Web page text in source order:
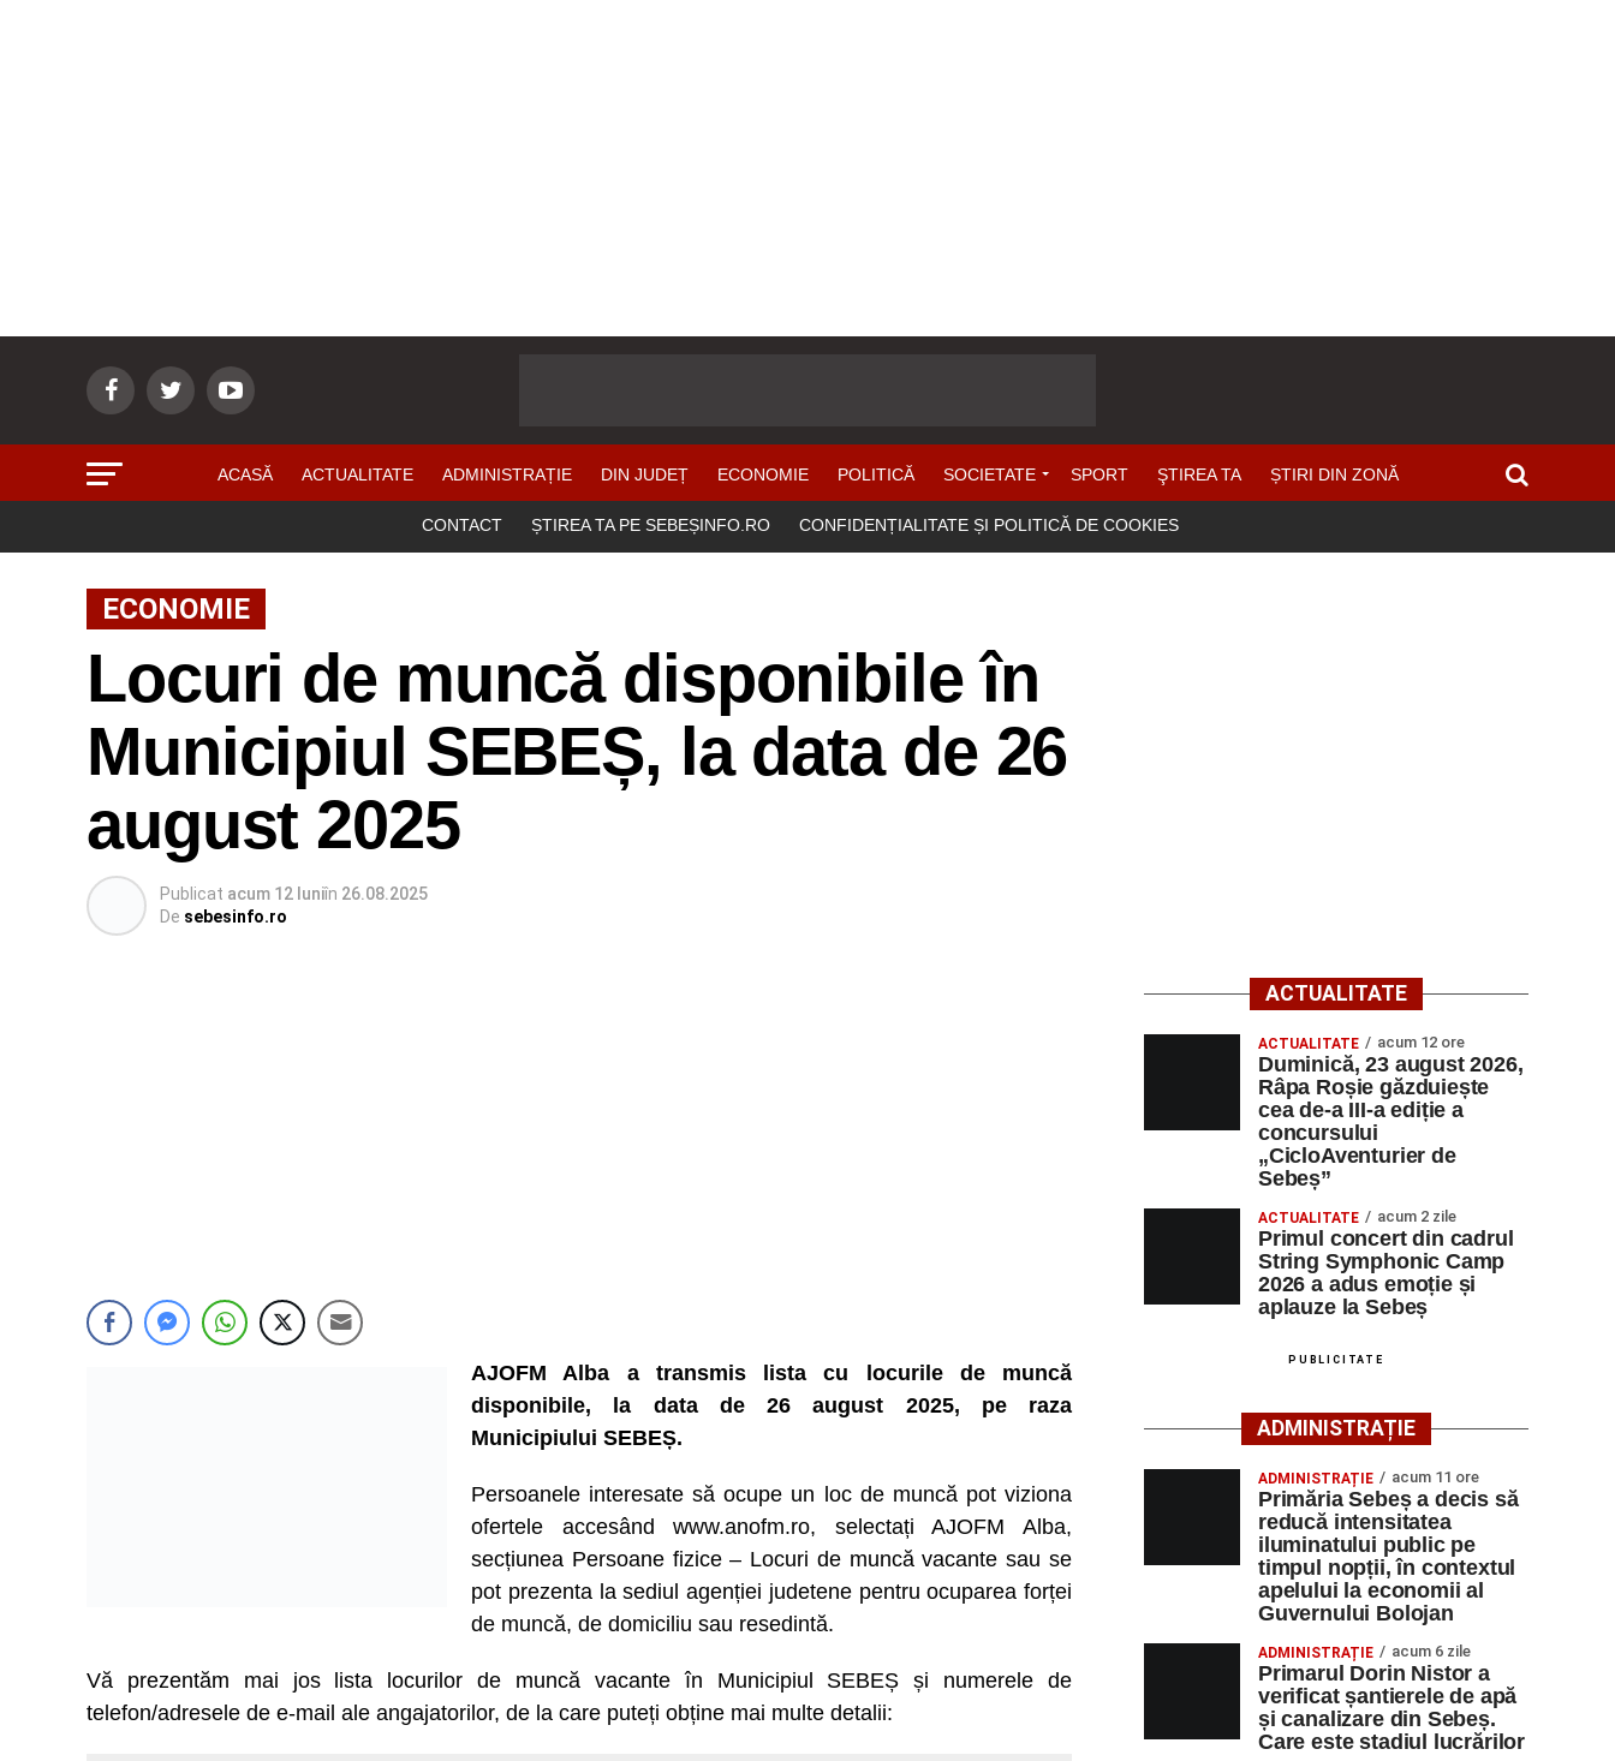
ACASĂ ACTUALITATE ADMINISTRAȚIE DIN JUDEȚ ECONOMIE POLITICĂ SOCIETATE SPORT ŞTIREA TA ȘTIRI DIN ZONĂ
CONTACT ȘTIREA TA PE SEBEȘINFO.RO CONFIDENȚIALITATE ȘI POLITICĂ DE COOKIES
ECONOMIE
Locuri de muncă disponibile în
Municipiul SEBEȘ, la data de 26
august 2025
Publicat acum 12 luniîn 26.08.2025
De sebesinfo.ro
AJOFM Alba a transmis lista cu locurile de muncă
disponibile, la data de 26 august 2025, pe raza
Municipiului SEBEȘ.
Persoanele interesate să ocupe un loc de muncă pot viziona
ofertele accesând www.anofm.ro, selectați AJOFM Alba,
secțiunea Persoane fizice – Locuri de muncă vacante sau se
pot prezenta la sediul agenției judetene pentru ocuparea forței
de muncă, de domiciliu sau resedintă.
Vă prezentăm mai jos lista locurilor de muncă vacante în Municipiul SEBEȘ și numerele de
telefon/adresele de e-mail ale angajatorilor, de la care puteți obține mai multe detalii:
ACTUALITATE
ACTUALITATE acum 12 ore
Duminică, 23 august 2026,
Râpa Roșie găzduiește
cea de-a III-a ediție a
concursului
„CicloAventurier de
Sebeș”
ACTUALITATE acum 2 zile
Primul concert din cadrul
String Symphonic Camp
2026 a adus emoție și
aplauze la Sebeș
PUBLICITATE
ADMINISTRAȚIE
ADMINISTRAȚIE acum 11 ore
Primăria Sebeș a decis să
reducă intensitatea
iluminatului public pe
timpul nopții, în contextul
apelului la economii al
Guvernului Bolojan
ADMINISTRAȚIE acum 6 zile
Primarul Dorin Nistor a
verificat șantierele de apă
și canalizare din Sebeș.
Care este stadiul lucrărilor